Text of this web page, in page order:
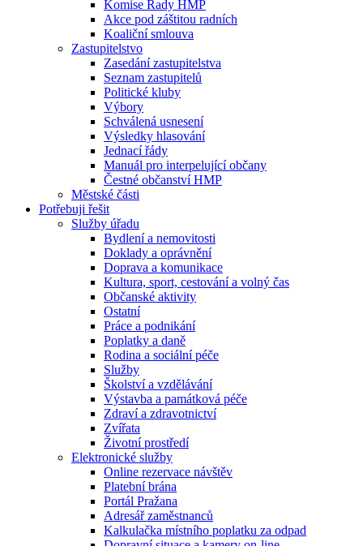
Komise Rady HMP
Akce pod záštitou radních
Koaliční smlouva
Zastupitelstvo
Zasedání zastupitelstva
Seznam zastupitelů
Politické kluby
Výbory
Schválená usnesení
Výsledky hlasování
Jednací řády
Manuál pro interpelující občany
Čestné občanství HMP
Městské části
Potřebuji řešit
Služby úřadu
Bydlení a nemovitosti
Doklady a oprávnění
Doprava a komunikace
Kultura, sport, cestování a volný čas
Občanské aktivity
Ostatní
Práce a podnikání
Poplatky a daně
Rodina a sociální péče
Služby
Školství a vzdělávání
Výstavba a památková péče
Zdraví a zdravotnictví
Zvířata
Životní prostředí
Elektronické služby
Online rezervace návštěv
Platební brána
Portál Pražana
Adresář zaměstnanců
Kalkulačka místního poplatku za odpad